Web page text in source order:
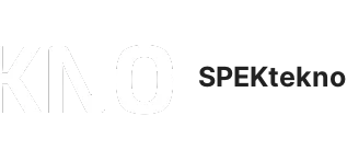
SPEKtekno